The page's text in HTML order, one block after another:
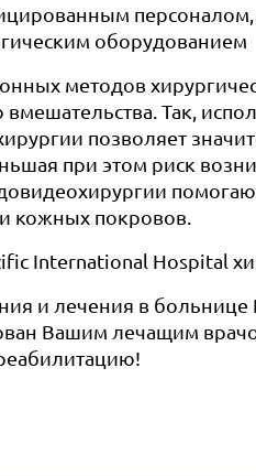
оборудованием
методов
вмешательства. Так,
позволяет
при этом риск
кожных покровов.
International Hospital
и лечения в больнице
Вашим лечащим